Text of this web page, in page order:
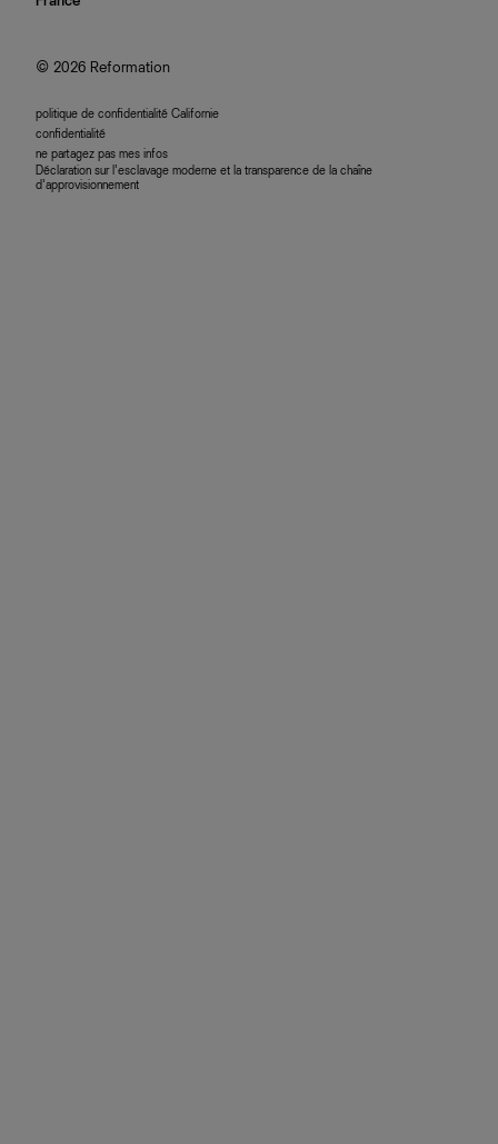
plan du site
© 2026 Reformation
politique de confidentialité Californie
confidentialité
ne partagez pas mes infos
Déclaration sur l’esclavage moderne et la transparence de la chaîne
d’approvisionnement